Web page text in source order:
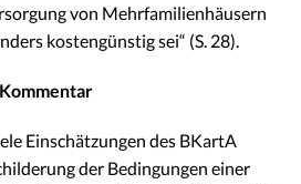
von Mehrfamilienhäusern
kostengünstig sei“ (S. 28).
Einschätzungen des BKartA
der Bedingungen einer